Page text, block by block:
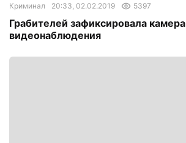
Криминал 20:33, 02.02.2019 5397
Грабителей зафиксировала камера
видеонаблюдения